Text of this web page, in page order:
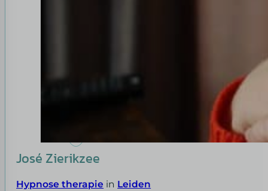
José Zierikzee
Hypnose therapie in Leiden